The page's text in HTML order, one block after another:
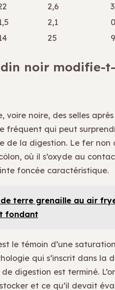
2,6
2,1
0
25 9
noir modifie-t-
voire noire, des selles
fréquent qui peut
de la digestion. Le fer non
où il s’oxyde au
foncée caractéristique.
de terre grenaille au air
fondant
le témoin d’une
qui s’inscrit dans la
digestion est terminé.
et ce qu’il devait